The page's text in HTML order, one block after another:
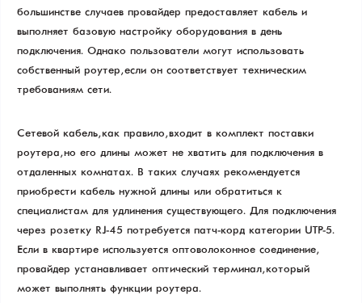
большинстве случаев провайдер предоставляет кабель и
выполняет базовую настройку оборудования в день
подключения. Однако пользователи могут использовать
собственный роутер, если он соответствует техническим
требованиям сети.
Сетевой кабель, как правило, входит в комплект поставки
роутера, но его длины может не хватить для подключения в
отдаленных комнатах. В таких случаях рекомендуется
приобрести кабель нужной длины или обратиться к
специалистам для удлинения существующего. Для подключения
через розетку RJ-45 потребуется патч-корд категории UTP-5.
Если в квартире используется оптоволоконное соединение,
провайдер устанавливает оптический терминал, который
может выполнять функции роутера.